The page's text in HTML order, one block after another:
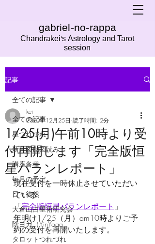
gabriel-no-rappa
Chandrakei's Astrology and Tarot
session
記事
全ての記事
星つれづれ
新月図蝕図読み
講座各種
毎月の予定
日々徒然
大倉山占星術研究会
陰ヨガ（YinYoga
タロットつれづれ
全ての記事
1/25(月)午前10時より受
付再開します「完全版恒
星パランレポート」
kei
2020年12月25日 読了時間: 2分
現在受付を一時休止させていただい
ている
「完全版恒星パランレポート 」
年明け1/25（月）am10時よりご予
約の受付を再開いたします。